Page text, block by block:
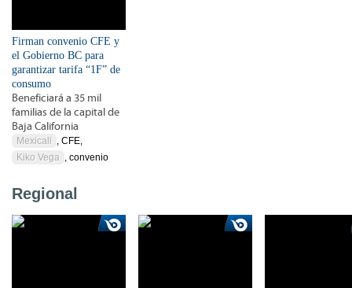
Firman convenio CFE y
el Gobierno BC para
garantizar tarifa “1F” de
consumo
Beneficiará a 35 mil
familias de la capital de
Baja California
Mexicali , CFE,
Kiko Vega , convenio
Regional